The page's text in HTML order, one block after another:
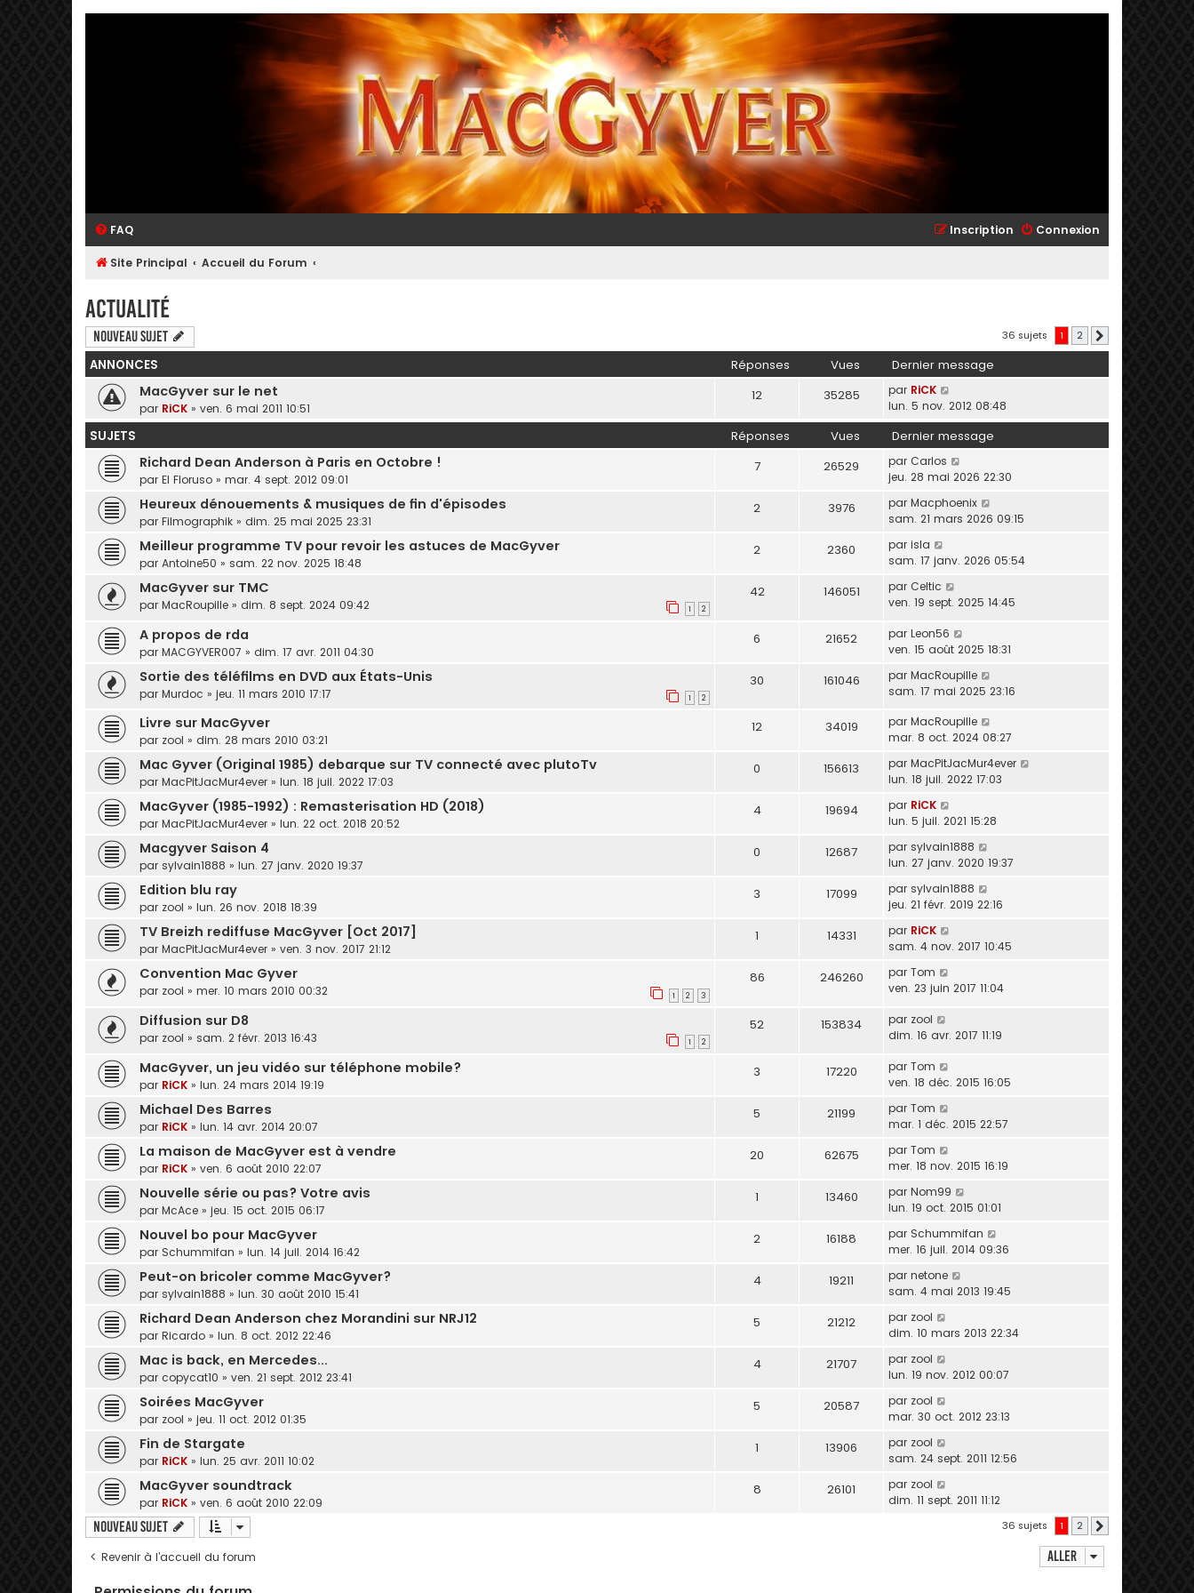
FAQ Connexion
Inscription
Site Principal Accueil du Forum
Actualité
Nouveau sujet 36 sujets 1 2
ANNONCES Réponses Vues Dernier message
MacGyver sur le net
par RiCK » ven. 6 mai 2011 10:51
12 35285 par RiCK
lun. 5 nov. 2012 08:48
SUJETS Réponses Vues Dernier message
Richard Dean Anderson à Paris en Octobre !
par El Floruso » mar. 4 sept. 2012 09:01
7 26529 par Carlos
jeu. 28 mai 2026 22:30
Heureux dénouements & musiques de fin d'épisodes
par Filmographik » dim. 25 mai 2025 23:31
2 3976 par Macphoenix
sam. 21 mars 2026 09:15
Meilleur programme TV pour revoir les astuces de MacGyver
par Antoine50 » sam. 22 nov. 2025 18:48
2 2360 par isla
sam. 17 janv. 2026 05:54
MacGyver sur TMC
par MacRoupille » dim. 8 sept. 2024 09:42 1 2
42 146051 par Celtic
ven. 19 sept. 2025 14:45
A propos de rda
par MACGYVER007 » dim. 17 avr. 2011 04:30
6 21652 par Leon56
ven. 15 août 2025 18:31
Sortie des téléfilms en DVD aux États-Unis
par Murdoc » jeu. 11 mars 2010 17:17 1 2
30 161046 par MacRoupille
sam. 17 mai 2025 23:16
Livre sur MacGyver
par zool » dim. 28 mars 2010 03:21
12 34019 par MacRoupille
mar. 8 oct. 2024 08:27
Mac Gyver (Original 1985) debarque sur TV connecté avec plutoTv
par MacPitJacMur4ever » lun. 18 juil. 2022 17:03
0 156613 par MacPitJacMur4ever
lun. 18 juil. 2022 17:03
MacGyver (1985-1992) : Remasterisation HD (2018)
par MacPitJacMur4ever » lun. 22 oct. 2018 20:52
4 19694 par RiCK
lun. 5 juil. 2021 15:28
Macgyver Saison 4
par sylvain1888 » lun. 27 janv. 2020 19:37
0 12687 par sylvain1888
lun. 27 janv. 2020 19:37
Edition blu ray
par zool » lun. 26 nov. 2018 18:39
3 17099 par sylvain1888
jeu. 21 févr. 2019 22:16
TV Breizh rediffuse MacGyver [Oct 2017]
par MacPitJacMur4ever » ven. 3 nov. 2017 21:12
1 14331 par RiCK
sam. 4 nov. 2017 10:45
Convention Mac Gyver
par zool » mer. 10 mars 2010 00:32 1 2 3
86 246260 par Tom
ven. 23 juin 2017 11:04
Diffusion sur D8
par zool » sam. 2 févr. 2013 16:43 1 2
52 153834 par zool
dim. 16 avr. 2017 11:19
MacGyver, un jeu vidéo sur téléphone mobile?
par RiCK » lun. 24 mars 2014 19:19
3 17220 par Tom
ven. 18 déc. 2015 16:05
Michael Des Barres
par RiCK » lun. 14 avr. 2014 20:07
5 21199 par Tom
mar. 1 déc. 2015 22:57
La maison de MacGyver est à vendre
par RiCK » ven. 6 août 2010 22:07
20 62675 par Tom
mer. 18 nov. 2015 16:19
Nouvelle série ou pas? Votre avis
par McAce » jeu. 15 oct. 2015 06:17
1 13460 par Nom99
lun. 19 oct. 2015 01:01
Nouvel bo pour MacGyver
par Schummifan » lun. 14 juil. 2014 16:42
2 16188 par Schummifan
mer. 16 juil. 2014 09:36
Peut-on bricoler comme MacGyver?
par sylvain1888 » lun. 30 août 2010 15:41
4 19211 par netone
sam. 4 mai 2013 19:45
Richard Dean Anderson chez Morandini sur NRJ12
par Ricardo » lun. 8 oct. 2012 22:46
5 21212 par zool
dim. 10 mars 2013 22:34
Mac is back, en Mercedes...
par copycat10 » ven. 21 sept. 2012 23:41
4 21707 par zool
lun. 19 nov. 2012 00:07
Soirées MacGyver
par zool » jeu. 11 oct. 2012 01:35
5 20587 par zool
mar. 30 oct. 2012 23:13
Fin de Stargate
par RiCK » lun. 25 avr. 2011 10:02
1 13906 par zool
sam. 24 sept. 2011 12:56
MacGyver soundtrack
par RiCK » ven. 6 août 2010 22:09
8 26101 par zool
dim. 11 sept. 2011 11:12
Nouveau sujet 36 sujets 1 2
Revenir à l’accueil du forum Aller